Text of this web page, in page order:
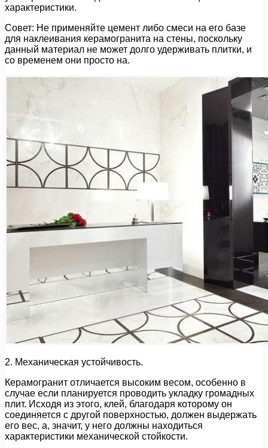
характеристики.
Совет: Не применяйте цемент либо смеси на его базе
для наклеивания керамогранита на стены, поскольку
данный материал не может долго удерживать плитки, и
со временем они просто на.
2. Механическая устойчивость.
Керамогранит отличается высоким весом, особенно в
случае если планируется проводить укладку громадных
плит. Исходя из этого, клей, благодаря которому он
соединяется с другой поверхностью, должен выдержать
его вес, а, значит, у него должны находиться
характеристики механической стойкости.